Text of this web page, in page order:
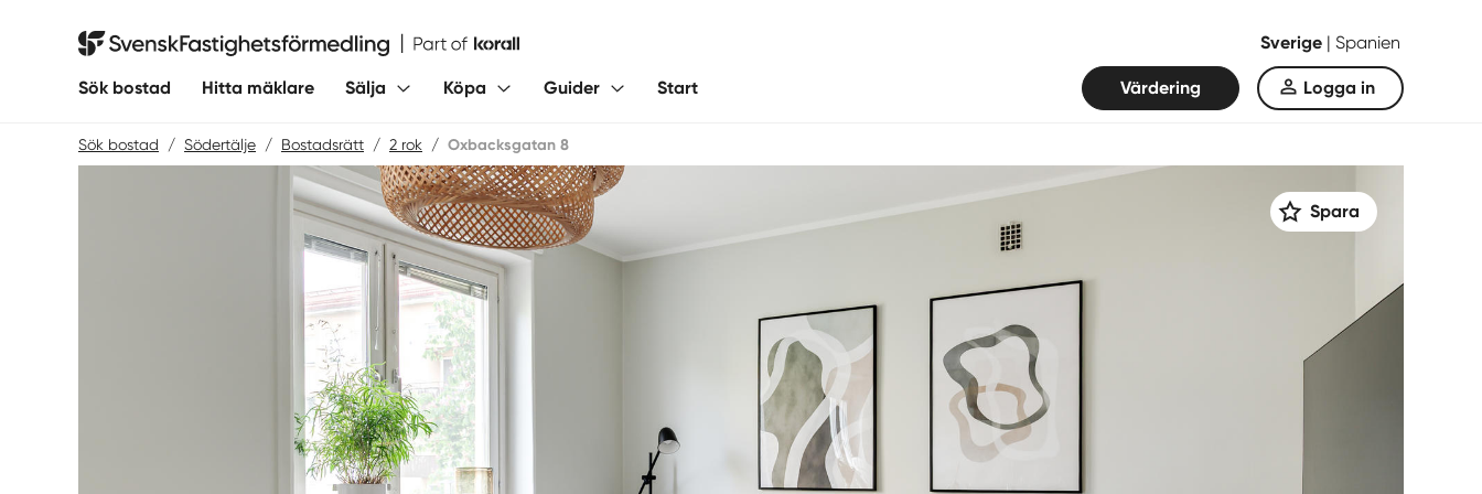
Svensk Fastighetsförmedling Sverige | Spanien
Sök bostad Hitta mäklare Sälja Köpa Guider Start Värdering Logga in
Sök bostad / Södertälje / Bostadsrätt / 2 rok / Oxbacksgatan 8
Spara